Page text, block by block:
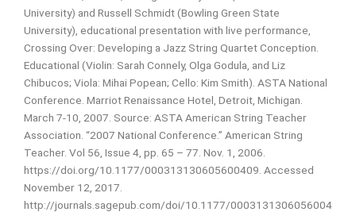
University) and Russell Schmidt (Bowling Green State
University), educational presentation with live performance,
Crossing Over: Developing a Jazz String Quartet Conception.
Educational (Violin: Sarah Connely, Olga Godula, and Liz
Chibucos; Viola: Mihai Popean; Cello: Kim Smith). ASTA National
Conference. Marriot Renaissance Hotel, Detroit, Michigan.
March 7-10, 2007. Source: ASTA American String Teacher
Association. “2007 National Conference.” American String
Teacher. Vol 56, Issue 4, pp. 65 – 77. Nov. 1, 2006.
https://doi.org/10.1177/000313130605600409. Accessed
November 12, 2017.
http://journals.sagepub.com/doi/10.1177/0003131306056004